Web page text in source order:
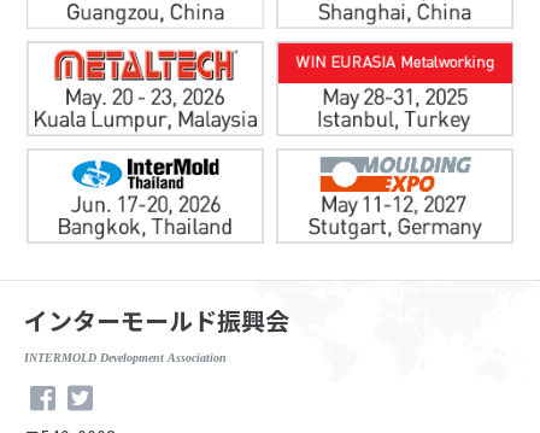
インターモールド振興会
INTERMOLD Development Association